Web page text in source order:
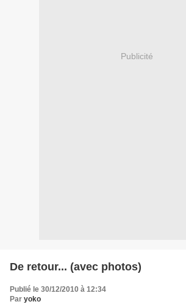
Publicité
De retour... (avec photos)
Publié le 30/12/2010 à 12:34
Par yoko